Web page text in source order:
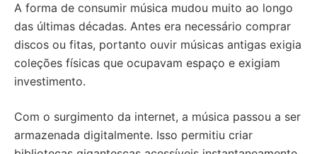
A forma de consumir música mudou muito ao longo
das últimas décadas. Antes era necessário comprar
discos ou fitas, portanto ouvir músicas antigas exigia
coleções físicas que ocupavam espaço e exigiam
investimento.
Com o surgimento da internet, a música passou a ser
armazenada digitalmente. Isso permitiu criar